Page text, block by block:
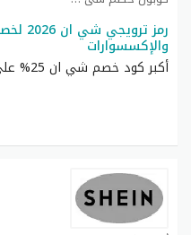
والإكسسوارات
أكبر كود خصم شي ان 25% على جميع المنتجات شي